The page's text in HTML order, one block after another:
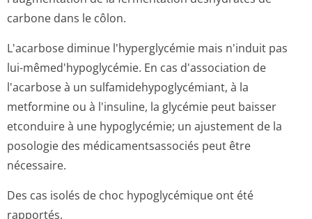
carbone dans le côlon.
L'acarbose diminue l'hyperglycémie mais n'induit pas
lui-mêmed'hypoglycémie. En cas d'association de
l'acarbose à un sulfamidehypo­glycémiant, à la
metformine ou à l'insuline, la glycémie peut baisser
etconduire à une hypoglycémie; un ajustement de la
posologie des médicamentsassociés peut être
nécessaire.
Des cas isolés de choc hypoglycémique ont été
rapportés.